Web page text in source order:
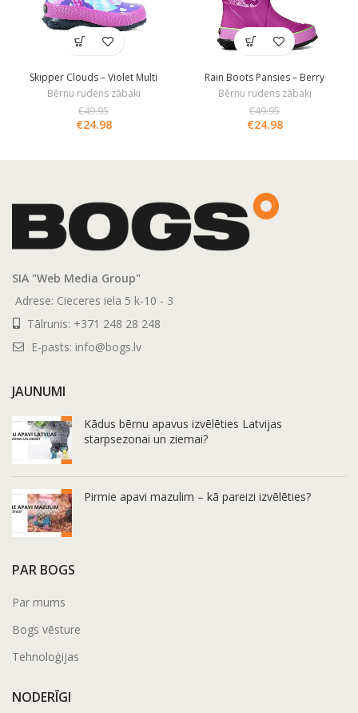
Skipper Clouds – Violet Multi
Bērnu rudens zābaki
€49.95
€24.98
Rain Boots Pansies – Berry
Bērnu rudens zābaki
€49.95
€24.98
SIA "Web Media Group"
Adrese: Cieceres iela 5 k-10 - 3
Tālrunis: +371 248 28 248
E-pasts: info@bogs.lv
JAUNUMI
Kādus bērnu apavus izvēlēties Latvijas
starpsezonai un ziemai?
Pirmie apavi mazulim – kā pareizi izvēlēties?
PAR BOGS
Par mums
Bogs vēsture
Tehnoloģijas
NODERĪGI